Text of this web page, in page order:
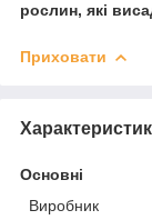
рослин, які
Приховати
Основні
Виробник